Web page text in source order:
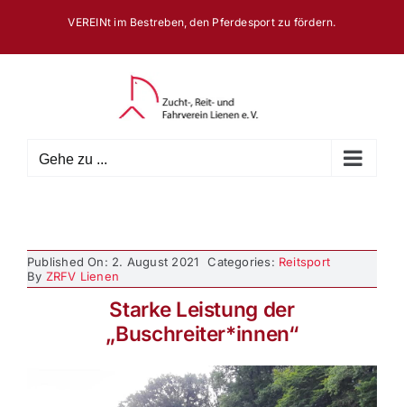
springen
VEREINt im Bestreben, den Pferdesport zu fördern.
Gehe zu ...
Published On: 2. August 2021 Categories: Reitsport
By ZRFV Lienen
Starke Leistung der
„Buschreiter*innen“